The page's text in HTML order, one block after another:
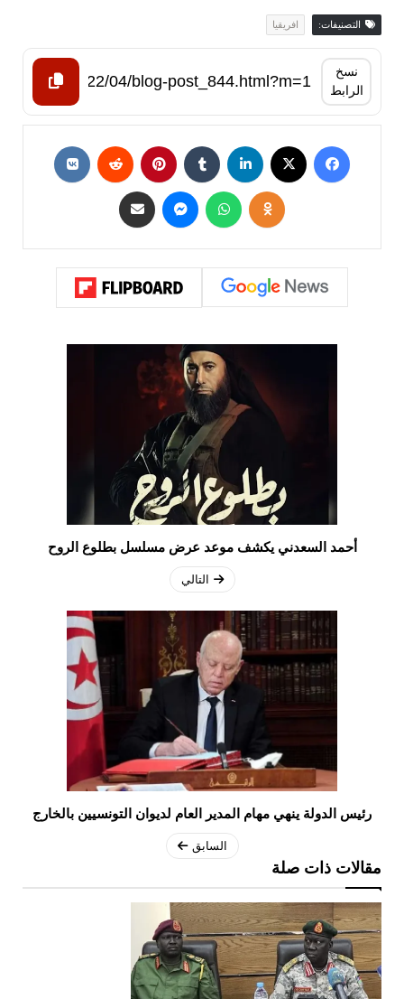
التصنيفات: افريقيا
نسخ
الرابط
أحمد السعدني يكشف موعد عرض مسلسل بطلوع الروح
التالي
رئيس الدولة ينهي مهام المدير العام لديوان التونسيين بالخارج
السابق
مقالات ذات صلة